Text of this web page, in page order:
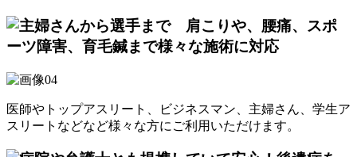
医師やトップアスリート、ビジネスマン、主婦さん、学生ア
スリートなどなど様々な方にご利用いただけます。